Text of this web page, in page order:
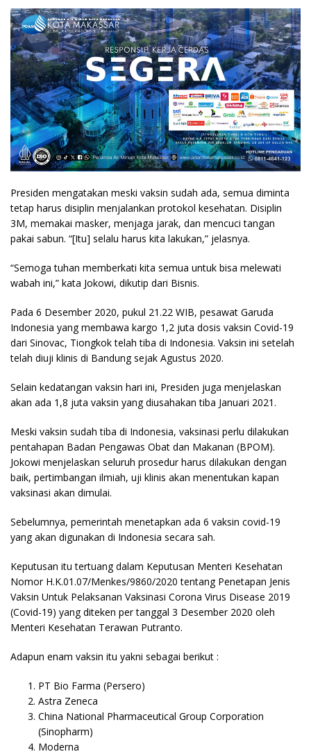
Presiden mengatakan meski vaksin sudah ada, semua diminta
tetap harus disiplin menjalankan protokol kesehatan. Disiplin
3M, memakai masker, menjaga jarak, dan mencuci tangan
pakai sabun. “[Itu] selalu harus kita lakukan,” jelasnya.
“Semoga tuhan memberkati kita semua untuk bisa melewati
wabah ini,” kata Jokowi, dikutip dari Bisnis.
Pada 6 Desember 2020, pukul 21.22 WIB, pesawat Garuda
Indonesia yang membawa kargo 1,2 juta dosis vaksin Covid-19
dari Sinovac, Tiongkok telah tiba di Indonesia. Vaksin ini setelah
telah diuji klinis di Bandung sejak Agustus 2020.
Selain kedatangan vaksin hari ini, Presiden juga menjelaskan
akan ada 1,8 juta vaksin yang diusahakan tiba Januari 2021.
Meski vaksin sudah tiba di Indonesia, vaksinasi perlu dilakukan
pentahapan Badan Pengawas Obat dan Makanan (BPOM).
Jokowi menjelaskan seluruh prosedur harus dilakukan dengan
baik, pertimbangan ilmiah, uji klinis akan menentukan kapan
vaksinasi akan dimulai.
Sebelumnya, pemerintah menetapkan ada 6 vaksin covid-19
yang akan digunakan di Indonesia secara sah.
Keputusan itu tertuang dalam Keputusan Menteri Kesehatan
Nomor H.K.01.07/Menkes/9860/2020 tentang Penetapan Jenis
Vaksin Untuk Pelaksanan Vaksinasi Corona Virus Disease 2019
(Covid-19) yang diteken per tanggal 3 Desember 2020 oleh
Menteri Kesehatan Terawan Putranto.
Adapun enam vaksin itu yakni sebagai berikut :
PT Bio Farma (Persero)
Astra Zeneca
China National Pharmaceutical Group Corporation
(Sinopharm)
Moderna